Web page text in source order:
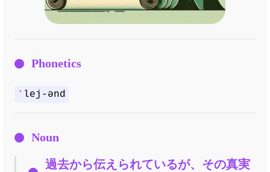
Phonetics
ˈlej-ənd
Noun
過去から伝えられているが、その真実